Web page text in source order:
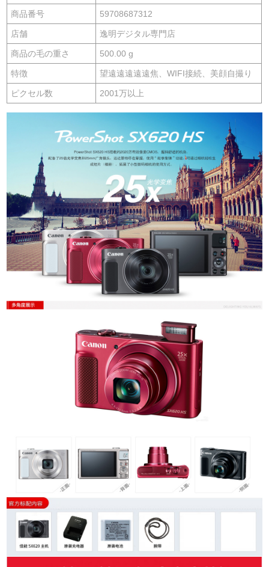
商品番号 59708687312
店舗 逸明デジタル専門店
商品の毛の重さ 500.00 g
特徴 望遠遠遠遠遠焦、WIFI接続、美顔自撮り
ピクセル数 2001万以上